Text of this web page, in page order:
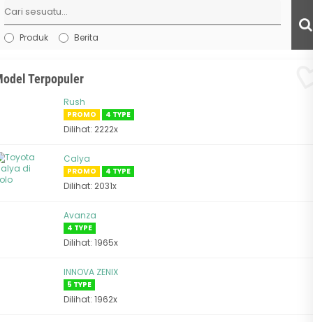
Produk Berita
Terpopuler
Rush
PROMO 4 TYPE
Dilihat: 2222x
Calya
PROMO 4 TYPE
Dilihat: 2031x
Avanza
4 TYPE
Dilihat: 1965x
INNOVA ZENIX
5 TYPE
Dilihat: 1962x